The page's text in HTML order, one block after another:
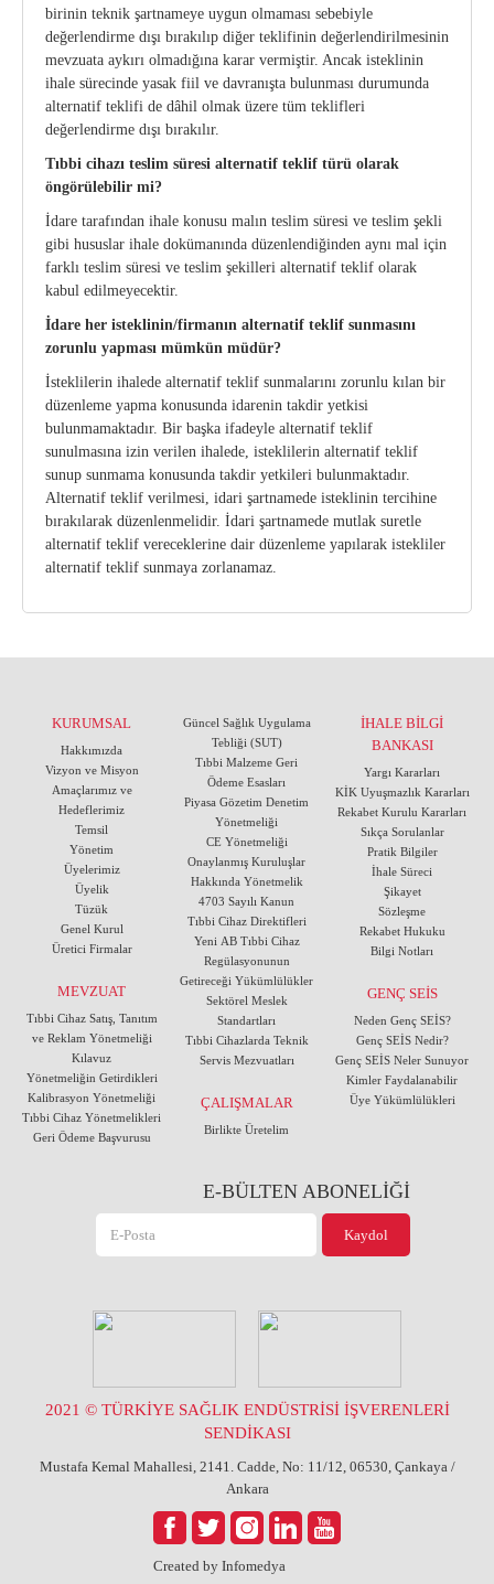
birinin teknik şartnameye uygun olmaması sebebiyle
değerlendirme dışı bırakılıp diğer teklifinin değerlendirilmesinin
mevzuata aykırı olmadığına karar vermiştir. Ancak isteklinin
ihale sürecinde yasak fiil ve davranışta bulunması durumunda
alternatif teklifi de dâhil olmak üzere tüm teklifleri
değerlendirme dışı bırakılır.
Tıbbi cihazı teslim süresi alternatif teklif türü olarak
öngörülebilir mi?
İdare tarafından ihale konusu malın teslim süresi ve teslim şekli
gibi hususlar ihale dokümanında düzenlendiğinden aynı mal için
farklı teslim süresi ve teslim şekilleri alternatif teklif olarak
kabul edilmeyecektir.
İdare her isteklinin/firmanın alternatif teklif sunmasını
zorunlu yapması mümkün müdür?
İsteklilerin ihalede alternatif teklif sunmalarını zorunlu kılan bir
düzenleme yapma konusunda idarenin takdir yetkisi
bulunmamaktadır. Bir başka ifadeyle alternatif teklif
sunulmasına izin verilen ihalede, isteklilerin alternatif teklif
sunup sunmama konusunda takdir yetkileri bulunmaktadır.
Alternatif teklif verilmesi, idari şartnamede isteklinin tercihine
bırakılarak düzenlenmelidir. İdari şartnamede mutlak suretle
alternatif teklif vereceklerine dair düzenleme yapılarak istekliler
alternatif teklif sunmaya zorlanamaz.
KURUMSAL
Hakkımızda
Vizyon ve Misyon
Amaçlarımız ve
Hedeflerimiz
Temsil
Yönetim
Üyelerimiz
Üyelik
Tüzük
Genel Kurul
Üretici Firmalar
MEVZUAT
Tıbbi Cihaz Satış, Tanıtım
ve Reklam Yönetmeliği
Kılavuz
Yönetmeliğin Getirdikleri
Kalibrasyon Yönetmeliği
Tıbbi Cihaz Yönetmelikleri
Geri Ödeme Başvurusu
Güncel Sağlık Uygulama
Tebliği (SUT)
Tıbbi Malzeme Geri
Ödeme Esasları
Piyasa Gözetim Denetim
Yönetmeliği
CE Yönetmeliği
Onaylanmış Kuruluşlar
Hakkında Yönetmelik
4703 Sayılı Kanun
Tıbbi Cihaz Direktifleri
Yeni AB Tıbbi Cihaz
Regülasyonunun
Getireceği Yükümlülükler
Sektörel Meslek
Standartları
Tıbbi Cihazlarda Teknik
Servis Mezvuatları
ÇALIŞMALAR
Birlikte Üretelim
İHALE BİLGİ
BANKASI
Yargı Kararları
KİK Uyuşmazlık Kararları
Rekabet Kurulu Kararları
Sıkça Sorulanlar
Pratik Bilgiler
İhale Süreci
Şikayet
Sözleşme
Rekabet Hukuku
Bilgi Notları
GENÇ SEİS
Neden Genç SEİS?
Genç SEİS Nedir?
Genç SEİS Neler Sunuyor
Kimler Faydalanabilir
Üye Yükümlülükleri
E-BÜLTEN ABONELİĞİ
Created by Infomedya
2021 © TÜRKİYE SAĞLIK ENDÜSTRİSİ İŞVERENLERİ
SENDİKASI
Mustafa Kemal Mahallesi, 2141. Cadde, No: 11/12, 06530, Çankaya /
Ankara